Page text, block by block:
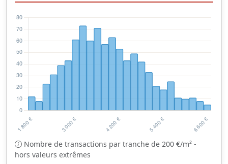
Nombre de transactions par tranche de 200 €/m² -
hors valeurs extrêmes